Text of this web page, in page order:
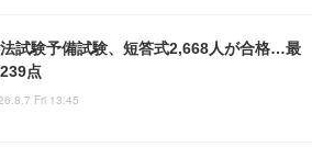
試験予備試験、短答式2,668人が合格…最
点
Fri 13:45